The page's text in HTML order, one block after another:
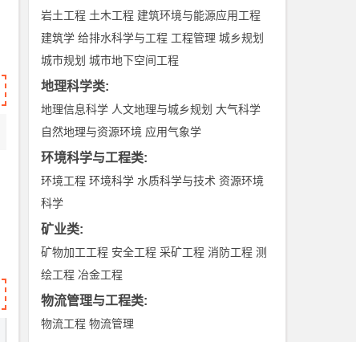
岩土工程 土木工程 建筑环境与能源应用工程
建筑学 给排水科学与工程 工程管理 城乡规划
城市规划 城市地下空间工程
地理科学类:
地理信息科学 人文地理与城乡规划 大气科学
自然地理与资源环境 应用气象学
环境科学与工程类:
环境工程 环境科学 水质科学与技术 资源环境
科学
矿业类:
矿物加工工程 安全工程 采矿工程 消防工程 测
绘工程 冶金工程
物流管理与工程类:
物流工程 物流管理